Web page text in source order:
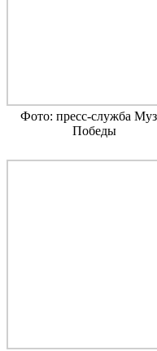
Фото: пресс-служба
Победы